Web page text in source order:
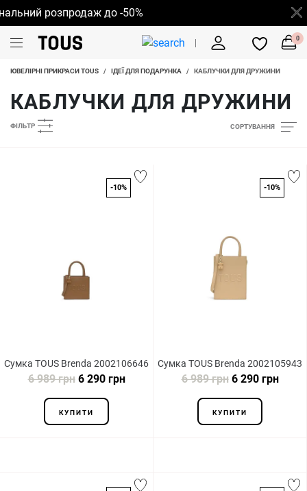
розпродаж до -50%
0
ЮВЕЛІРНІ ПРИКРАСИ TOUS / ІДЕЇ ДЛЯ ПОДАРУНКА / КАБЛУЧКИ ДЛЯ ДРУЖИНИ
КАБЛУЧКИ ДЛЯ ДРУЖИНИ
СОРТУВАННЯ
ФІЛЬТР
-10%
Сумка TOUS Brenda 2002106646
6 989 грн6 290 грн
КУПИТИ
-10%
Сумка TOUS Brenda 2002105943
6 989 грн6 290 грн
КУПИТИ